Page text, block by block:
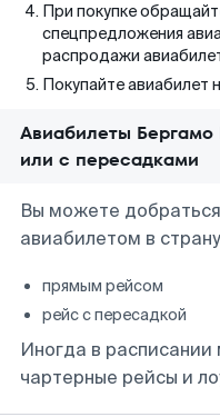
При покупке
спецпредложения
распродажи
Покупайте авиабилет
Авиабилеты
или с пересадками
Вы можете
авиабилетом в
прямым рейсом
рейс с пересадкой
Иногда в расписании
чартерные рейсы и